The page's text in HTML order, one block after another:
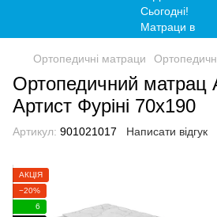
Ортопедичні матраци
Ортопедичний матрац
Артист Фуріні 70x190
Артикул: 901021017 Написати відгук
АКЦІЯ
−20%
6